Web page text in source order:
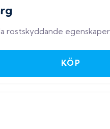
rostskyddande egenskaper.
KÖP